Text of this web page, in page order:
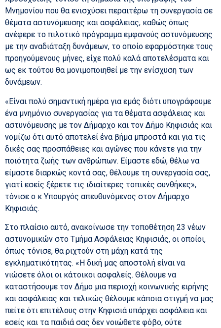
Μνημονίου που θα ενισχύσει περαιτέρω τη συνεργασία σε
θέματα αστυνόμευσης και ασφάλειας, καθώς όπως
ανέφερε το πιλοτικό πρόγραμμα εμφανούς αστυνόμευσης
με την αναδιάταξη δυνάμεων, το οποίο εφαρμόστηκε τους
προηγούμενους μήνες, είχε πολύ καλά αποτελέσματα και
ως εκ τούτου θα μονιμοποιηθεί με την ενίσχυση των
δυνάμεων.
«Είναι πολύ σημαντική ημέρα για εμάς διότι υπογράφουμε
ένα μνημόνιο συνεργασίας για τα θέματα ασφάλειας και
αστυνόμευσης με τον Δήμαρχο και τον Δήμο Κηφισιάς και
νομίζω ότι αυτό αποτελεί ένα βήμα μπροστά και για τις
δικές σας προσπάθειες και αγώνες που κάνετε για την
ποιότητα ζωής των ανθρώπων. Είμαστε εδώ, θέλω να
είμαστε διαρκώς κοντά σας, θέλουμε τη συνεργασία σας,
γιατί εσείς ξέρετε τις ιδιαίτερες τοπικές συνθήκες»,
τόνισε ο κ Υπουργός απευθυνόμενος στον Δήμαρχο
Κηφισιάς.
Στο πλαίσιο αυτό, ανακοίνωσε την τοποθέτηση 23 νέων
αστυνομικών στο Τμήμα Ασφάλειας Κηφισιάς, οι οποίοι,
όπως τόνισε, θα ριχτούν στη μάχη κατά της
εγκληματικότητας. «Η δική μας αποστολή είναι να
νιώσετε όλοι οι κάτοικοι ασφαλείς. Θέλουμε να
καταστήσουμε τον Δήμο μια περιοχή κοινωνικής ειρήνης
και ασφάλειας και τελικώς θέλουμε κάποια στιγμή να μας
πείτε ότι επιτέλους στην Κηφισιά υπάρχει ασφάλεια και
εσείς και τα παιδιά σας δεν νοιώθετε φόβο, ούτε